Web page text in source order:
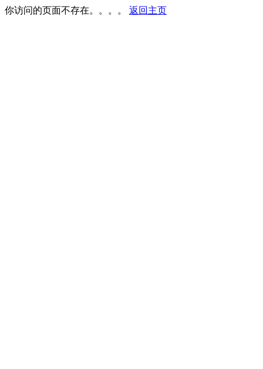
你访问的页面不存在。。。。 返回主页